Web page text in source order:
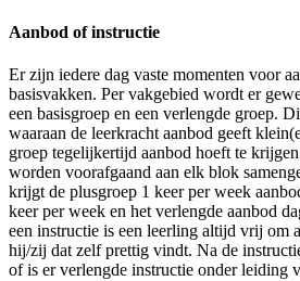
Aanbod of instructie
Er zijn iedere dag vaste momenten voor
basisvakken. Per vakgebied wordt er
een basisgroep en een verlengde groep.
waaraan de leerkracht aanbod geeft
groep tegelijkertijd aanbod hoeft te
worden voorafgaand aan elk blok
krijgt de plusgroep 1 keer per week
keer per week en het verlengde aanbod
een instructie is een leerling altijd vrij om
hij/zij dat zelf prettig vindt. Na de
of is er verlengde instructie onder leiding